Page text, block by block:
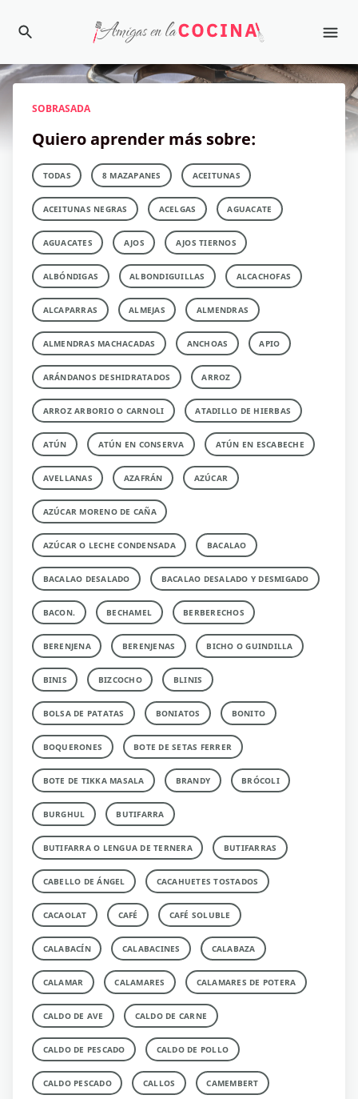
SOBRASADA
Quiero aprender más sobre:
TODAS 8 MAZAPANES ACEITUNAS
ACEITUNAS NEGRAS ACELGAS AGUACATE
AGUACATES AJOS AJOS TIERNOS
ALBÓNDIGAS ALBONDIGUILLAS ALCACHOFAS
ALCAPARRAS ALMEJAS ALMENDRAS
ALMENDRAS MACHACADAS ANCHOAS APIO
ARÁNDANOS DESHIDRATADOS ARROZ
ARROZ ARBORIO O CARNOLI ATADILLO DE HIERBAS
ATÚN ATÚN EN CONSERVA ATÚN EN ESCABECHE
AVELLANAS AZAFRÁN AZÚCAR
AZÚCAR MORENO DE CAÑA
AZÚCAR O LECHE CONDENSADA BACALAO
BACALAO DESALADO BACALAO DESALADO Y DESMIGADO
BACON. BECHAMEL BERBERECHOS
BERENJENA BERENJENAS BICHO O GUINDILLA
BINIS BIZCOCHO BLINIS
BOLSA DE PATATAS BONIATOS BONITO
BOQUERONES BOTE DE SETAS FERRER
BOTE DE TIKKA MASALA BRANDY BRÓCOLI
BURGHUL BUTIFARRA
BUTIFARRA O LENGUA DE TERNERA BUTIFARRAS
CABELLO DE ÁNGEL CACAHUETES TOSTADOS
CACAOLAT CAFÉ CAFÉ SOLUBLE
CALABACÍN CALABACINES CALABAZA
CALAMAR CALAMARES CALAMARES DE POTERA
CALDO DE AVE CALDO DE CARNE
CALDO DE PESCADO CALDO DE POLLO
CALDO PESCADO CALLOS CAMEMBERT